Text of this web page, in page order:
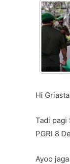
c
e
b
o
o
k
Hi
Tadi pagi
PGRI 8
Ayoo